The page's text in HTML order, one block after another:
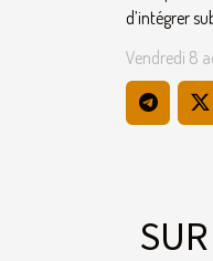
d’intégrer
Vendredi 8